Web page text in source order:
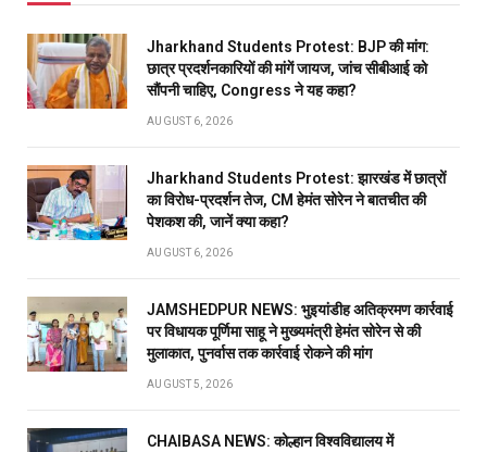
Jharkhand Students Protest: BJP की मांग:
छात्र प्रदर्शनकारियों की मांगें जायज, जांच सीबीआई को
सौंपनी चाहिए, Congress ने यह कहा?
AUGUST 6, 2026
Jharkhand Students Protest: झारखंड में छात्रों
का विरोध-प्रदर्शन तेज, CM हेमंत सोरेन ने बातचीत की
पेशकश की, जानें क्या कहा?
AUGUST 6, 2026
JAMSHEDPUR NEWS: भुइयांडीह अतिक्रमण कार्रवाई
पर विधायक पूर्णिमा साहू ने मुख्यमंत्री हेमंत सोरेन से की
मुलाकात, पुनर्वास तक कार्रवाई रोकने की मांग
AUGUST 5, 2026
CHAIBASA NEWS: कोल्हान विश्वविद्यालय में